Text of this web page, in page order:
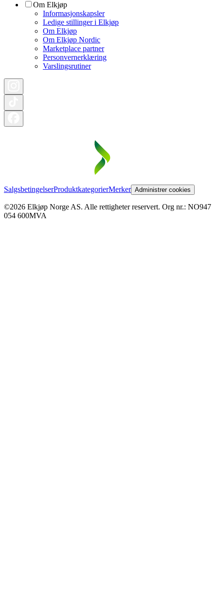
Om Elkjøp
Informasjonskapsler
Ledige stillinger i Elkjøp
Om Elkjøp
Om Elkjøp Nordic
Marketplace partner
Personvernerklæring
Varslingsrutiner
SalgsbetingelserProduktkategorierMerker Administrer cookies
©2026 Elkjøp Norge AS. Alle rettigheter reservert. Org nr.: NO947
054 600MVA